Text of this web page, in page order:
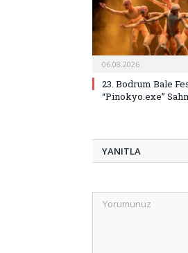
06.08.2026
23. Bodrum Bale
“Pinokyo.exe”
YANITLA